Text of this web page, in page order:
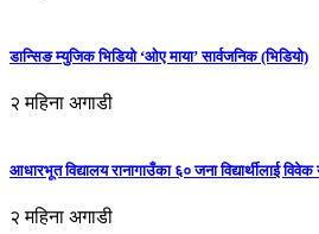
डान्सिङ म्युजिक भिडियो ‘ओए माया’ सार्वजनिक (भिडियो)
२ महिना अगाडी
आधारभूत विद्यालय रानागाउँका ६० जना विद्यार्थीलाई विवेक
२ महिना अगाडी